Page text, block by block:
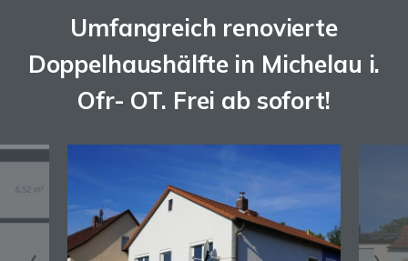
Umfangreich renovierte
Doppelhaushälfte in Michelau i.
Ofr- OT. Frei ab sofort!